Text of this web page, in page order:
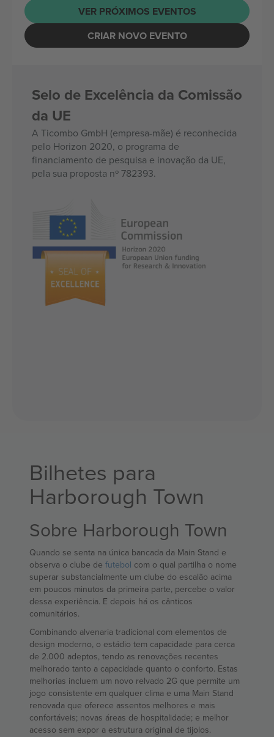
VER PRÓXIMOS EVENTOS
CRIAR NOVO EVENTO
Selo de Excelência da Comissão
da UE
A Ticombo GmbH (empresa-mãe) é reconhecida
pelo Horizon 2020, o programa de
financiamento de pesquisa e inovação da UE,
pela sua proposta nº 782393.
Bilhetes para
Harborough Town
Sobre Harborough Town
Quando se senta na única bancada da Main Stand e
observa o clube de futebol com o qual partilha o nome
superar substancialmente um clube do escalão acima
em poucos minutos da primeira parte, percebe o valor
dessa experiência. E depois há os cânticos
comunitários.
Combinando alvenaria tradicional com elementos de
design moderno, o estádio tem capacidade para cerca
de 2.000 adeptos, tendo as renovações recentes
melhorado tanto a capacidade quanto o conforto. Estas
melhorias incluem um novo relvado 2G que permite um
jogo consistente em qualquer clima e uma Main Stand
renovada que oferece assentos melhores e mais
confortáveis; novas áreas de hospitalidade; e melhor
acesso sem expor a estrutura original de tijolos.